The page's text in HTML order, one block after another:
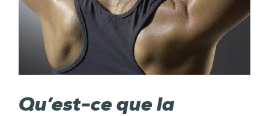
Qu’est-ce que la